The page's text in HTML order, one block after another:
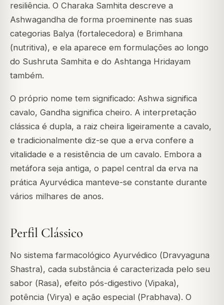
resiliência. O Charaka Samhita descreve a
Ashwagandha de forma proeminente nas suas
categorias Balya (fortalecedora) e Brimhana
(nutritiva), e ela aparece em formulações ao longo
do Sushruta Samhita e do Ashtanga Hridayam
também.
O próprio nome tem significado: Ashwa significa
cavalo, Gandha significa cheiro. A interpretação
clássica é dupla, a raiz cheira ligeiramente a cavalo,
e tradicionalmente diz-se que a erva confere a
vitalidade e a resistência de um cavalo. Embora a
metáfora seja antiga, o papel central da erva na
prática Ayurvédica manteve-se constante durante
vários milhares de anos.
Perfil Clássico
No sistema farmacológico Ayurvédico (Dravyaguna
Shastra), cada substância é caracterizada pelo seu
sabor (Rasa), efeito pós-digestivo (Vipaka),
potência (Virya) e ação especial (Prabhava). O